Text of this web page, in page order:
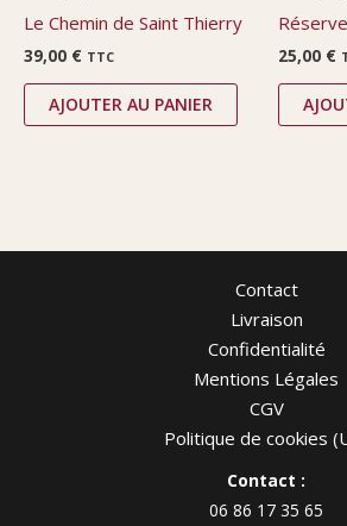
Le Chemin de Saint Thierry
39,00 € TTC
AJOUTER AU PANIER
25,00 €
Contact
Livraison
Confidentialité
Mentions Légales
CGV
Politique de cookies
Contact :
06 86 17 35 65